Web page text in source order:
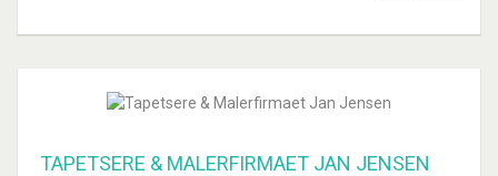
TAPETSERE & MALERFIRMAET JAN JENSEN